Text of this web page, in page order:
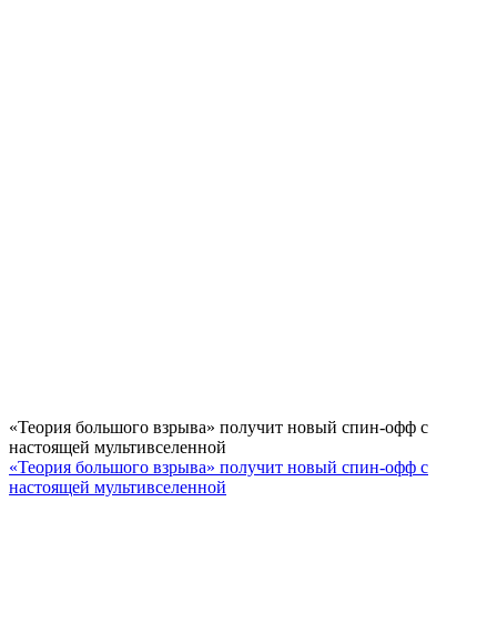
«Теория большого взрыва» получит новый спин-офф с
настоящей мультивселенной
«Теория большого взрыва» получит новый спин-офф с
настоящей мультивселенной